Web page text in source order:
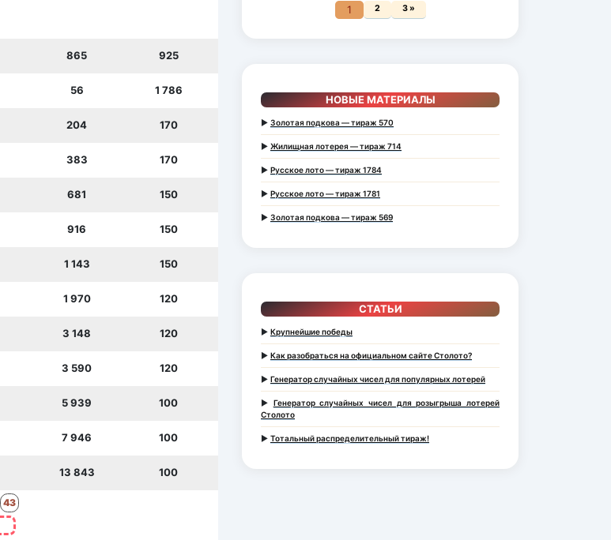
43
865 925
56 1 786
204 170
383 170
681 150
916 150
1 143 150
1 970 120
3 148 120
3 590 120
5 939 100
7 946 100
13 843 100
1 2 3 »
НОВЫЕ МАТЕРИАЛЫ
► Золотая подкова — тираж 570
► Жилищная лотерея — тираж 714
► Русское лото — тираж 1784
► Русское лото — тираж 1781
► Золотая подкова — тираж 569
СТАТЬИ
► Крупнейшие победы
► Как разобраться на официальном сайте Столото?
► Генератор случайных чисел для популярных лотерей
► Генератор случайных чисел для розыгрыша лотерей
Столото
► Тотальный распределительный тираж!